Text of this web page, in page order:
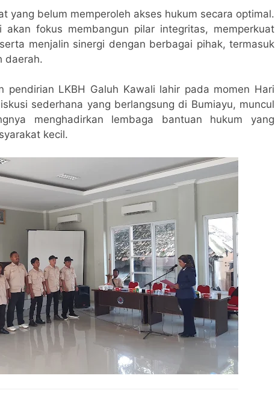
yang belum memperoleh akses hukum secara optimal.
fokus membangun pilar integritas, memperkuat
menjalin sinergi dengan berbagai pihak, termasuk
daerah.
pendirian LKBH Galuh Kawali lahir pada momen Hari
sederhana yang berlangsung di Bumiayu, muncul
menghadirkan lembaga bantuan hukum yang
kecil.